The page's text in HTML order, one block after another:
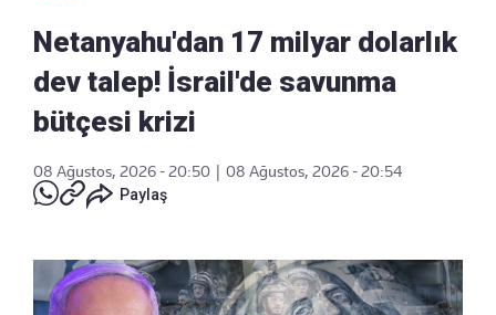
Netanyahu'dan 17 milyar dolarlık
dev talep! İsrail'de savunma
bütçesi krizi
08 Ağustos, 2026 - 20:50
08 Ağustos, 2026 - 20:54
Paylaş